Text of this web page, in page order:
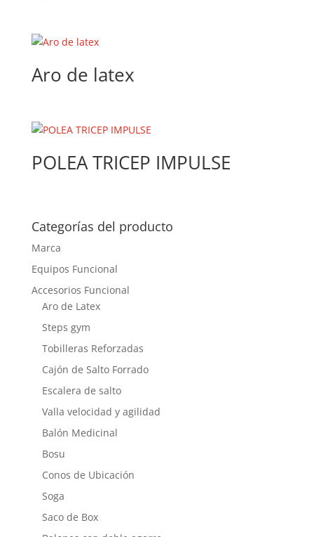
Aro de latex
POLEA TRICEP IMPULSE
Categorías del producto
Marca
Equipos Funcional
Accesorios Funcional
Aro de Latex
Steps gym
Tobilleras Reforzadas
Cajón de Salto Forrado
Escalera de salto
Valla velocidad y agilidad
Balón Medicinal
Bosu
Conos de Ubicación
Soga
Saco de Box